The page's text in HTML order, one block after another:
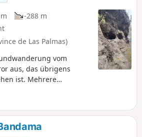
-288 m
de Las Palmas)
vom
aus, das übrigens
ist. Mehrere
vorbei an
kleiner Tipp: Vorsicht
Sie sich entschließen, die